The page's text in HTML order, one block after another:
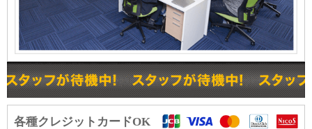
各種クレジットカードOK